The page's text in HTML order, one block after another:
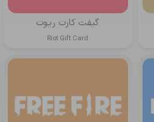
گیفت کارت ریوت
Riot Gift Card